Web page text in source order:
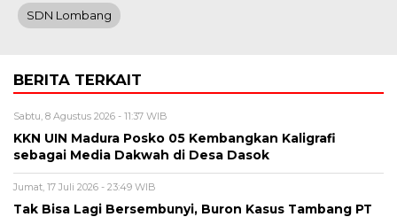
SDN Lombang
BERITA TERKAIT
Sabtu, 8 Agustus 2026 - 11:37 WIB
KKN UIN Madura Posko 05 Kembangkan Kaligrafi
sebagai Media Dakwah di Desa Dasok
Jumat, 17 Juli 2026 - 23:49 WIB
Tak Bisa Lagi Bersembunyi, Buron Kasus Tambang PT